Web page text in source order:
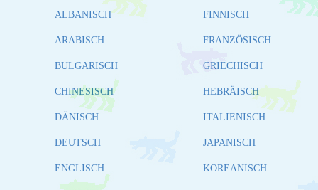
ALBANISCH
ARABISCH
BULGARISCH
CHINESISCH
DÄNISCH
DEUTSCH
ENGLISCH
FINNISCH
FRANZÖSISCH
GRIECHISCH
HEBRÄISCH
ITALIENISCH
JAPANISCH
KOREANISCH